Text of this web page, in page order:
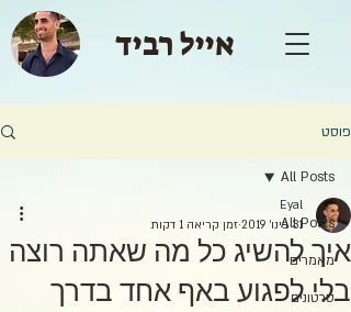
אייל רביד
פוסט
All Posts
מאמרים
סרטונים
All Posts
איך להשיג כל מה שאתה רוצה
בלי לפגוע באף אחד בדרך
Eyal
31 בינו׳ 2019
זמן קריאה 1 דקות